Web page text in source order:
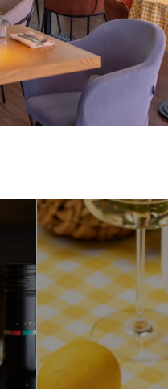
СЕЗОННОЕ
МЕНЮ